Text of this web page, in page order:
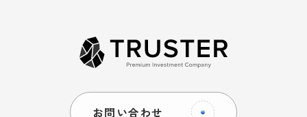
お問い合わせ